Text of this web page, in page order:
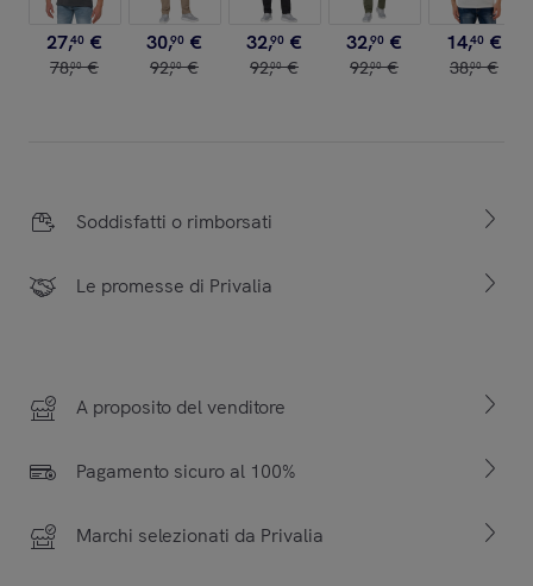
27,40 €
78,00 €
30,90 €
92,00 €
32,90 €
92,00 €
32,90 €
92,00 €
14,40 €
38,00 €
Soddisfatti o rimborsati
Le promesse di Privalia
A proposito del venditore
Pagamento sicuro al 100%
Marchi selezionati da Privalia